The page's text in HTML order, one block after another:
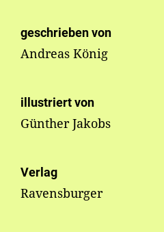
geschrieben von
Andreas König
illustriert von
Günther Jakobs
Verlag
Ravensburger